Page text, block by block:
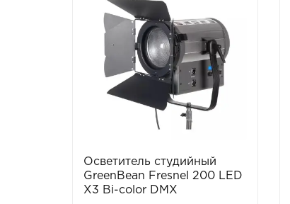
Осветитель студийный
GreenBean Fresnel 200 LED
X3 Bi-color DMX